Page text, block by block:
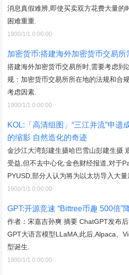
消息真假难辨,即使买卖双方花费大量的
困难重重.
1900/1/1 0:00:00
加密货币:搭建海外加密货币交易所
搭建海外加密货币交易所时,需要考虑到
规：加密货币交易所所在地的法规和合
考虑因素.
1900/1/1 0:00:00
KOL:「高清组图」“三江并流”申遗
的缩影 自然造化的奇迹
金沙江大湾彭建生摄哈巴雪山彭建生摄
受益,但不去中心化:金色财经报道,对于
PYUSD,部分人认为将为以太坊导入大量
1900/1/1 0:00:00
GPT:开源竞速 “Bittree币趣 500倍”
作者：宋嘉吉孙爽 摘要 ChatGPT发布
GPT大语言模型LLaMA,此后,Alpaca、
型诞生.
1900/1/1 0:00:00